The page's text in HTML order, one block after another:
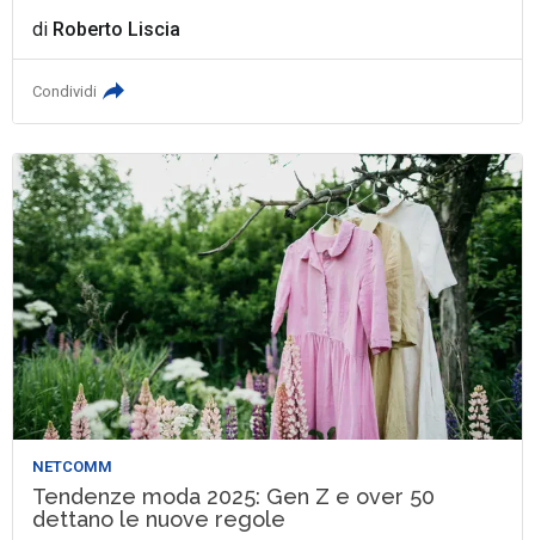
di Roberto Liscia
Condividi
NETCOMM
Tendenze moda 2025: Gen Z e over 50
dettano le nuove regole